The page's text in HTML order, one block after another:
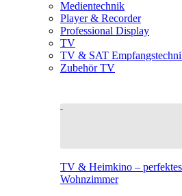
Medientechnik
Player & Recorder
Professional Display
TV
TV & SAT
Zubehör TV
TV & Heimkino –
Wohnzimmer